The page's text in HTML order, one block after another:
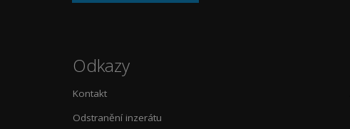
Odkazy
Kontakt
Odstranění inzerátu